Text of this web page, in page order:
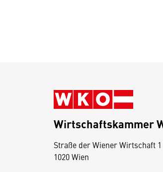
Wirtschaftskammer
Straße der Wiener Wirtschaft 1
1020 Wien